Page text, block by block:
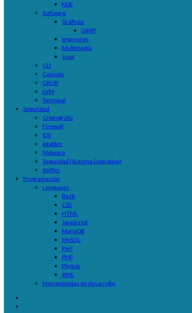
KDE
Software
Gráficos
GIMP
Impresión
Multimedia
snap
CLI
Consola
GRUB
LVM
Terminal
Seguridad
Criptografía
Firewall
IDS
iptables
Malware
Seguridad (Sistema Operativo)
Sniffer
Programación
Lenguajes
Bash
CSS
HTML
JavaScript
MariaDB
MySQL
Perl
PHP
Phyton
XML
Herramientas de desarrollo